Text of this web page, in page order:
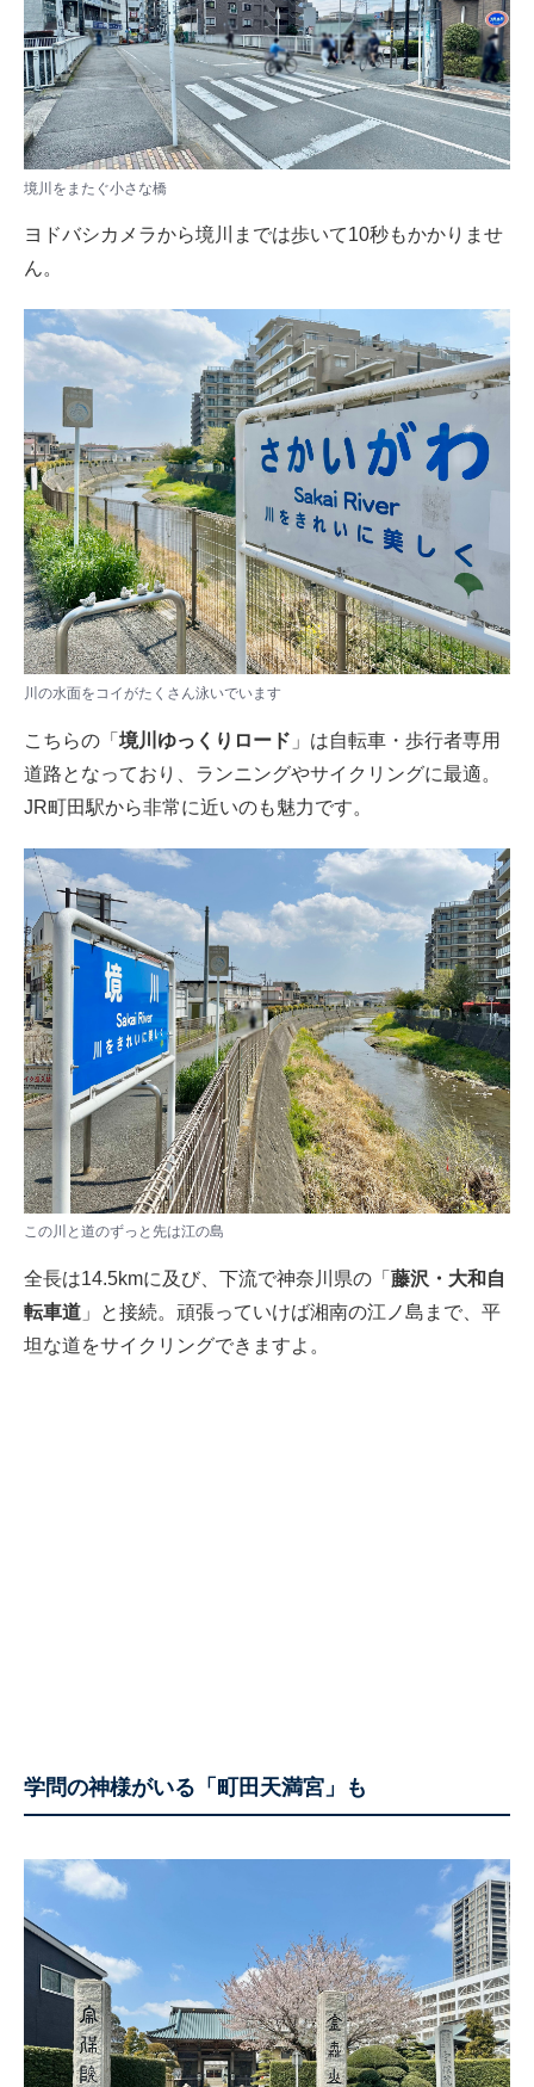
境川をまたぐ小さな橋
ヨドバシカメラから境川までは歩いて10秒もかかりませ
ん。
川の水面をコイがたくさん泳いでいます
こちらの「 境川ゆっくりロード 」は自転車・歩行者専用
道路となっており、ランニングやサイクリングに最適。
JR町田駅から非常に近いのも魅力です。
この川と道のずっと先は江の島
全長は14.5kmに及び、下流で神奈川県の「 藤沢・大和自
転車道 」と接続。頑張っていけば湘南の江ノ島まで、平
坦な道をサイクリングできますよ。
学問の神様がいる「 町田天満宮 」も